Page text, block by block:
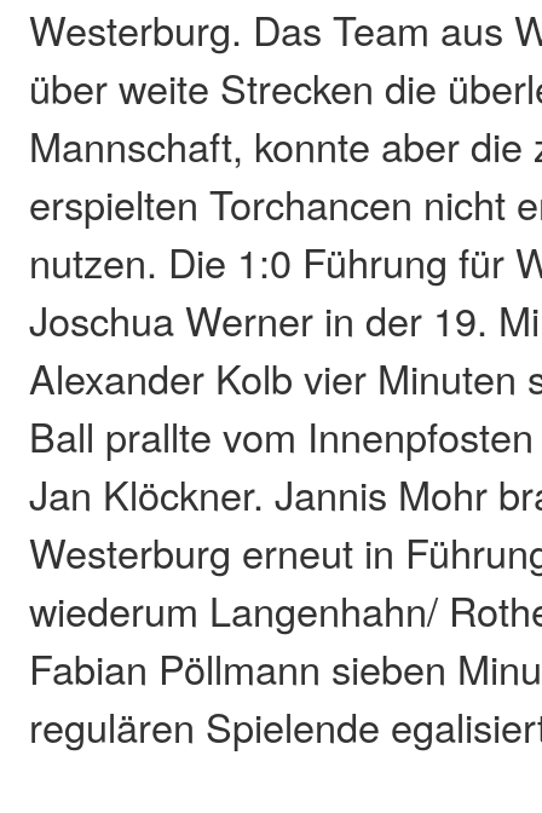
Westerburg. Das Team aus
über weite Strecken die
Mannschaft, konnte aber die
erspielten Torchancen nicht
nutzen. Die 1:0 Führung für
Joschua Werner in der 19.
Alexander Kolb vier Minuten
Ball prallte vom
Jan Klöckner. Jannis Mohr
Westerburg erneut in
wiederum Langenhahn/
Fabian Pöllmann sieben
regulären Spielende